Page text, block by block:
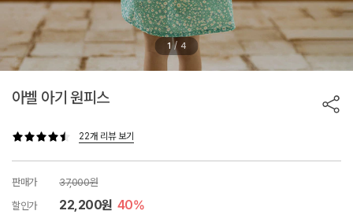
1 / 4
아벨 아기 원피스
22개 리뷰 보기
판매가
37,000원
할인가
22,200원 40%